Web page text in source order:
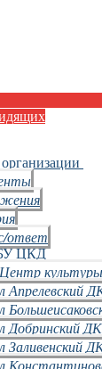
ответ
ЦКД
культуры
Апрелевский
Добринский ДК
Заливенский